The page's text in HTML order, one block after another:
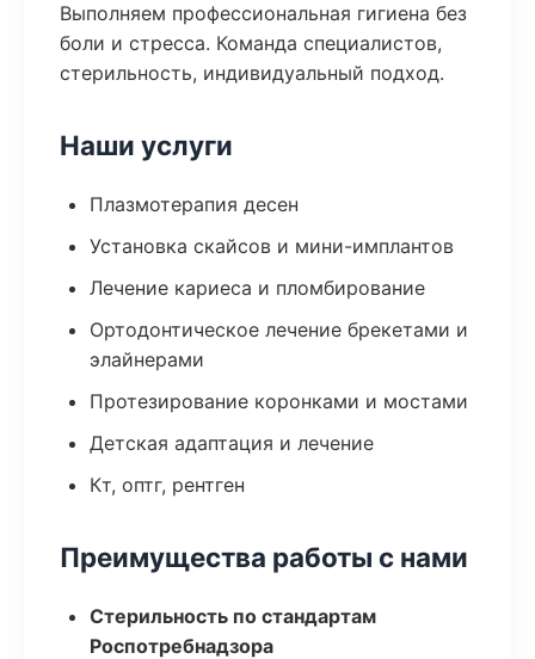
Выполняем профессиональная гигиена без
боли и стресса. Команда специалистов,
стерильность, индивидуальный подход.
Наши услуги
Плазмотерапия десен
Установка скайсов и мини-имплантов
Лечение кариеса и пломбирование
Ортодонтическое лечение брекетами и
элайнерами
Протезирование коронками и мостами
Детская адаптация и лечение
Кт, оптг, рентген
Преимущества работы с нами
Стерильность по стандартам
Роспотребнадзора